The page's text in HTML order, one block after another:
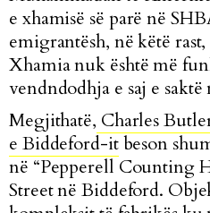
e xhamisë së parë në
emigrantësh, në këtë
Xhamia nuk është më
vendndodhja e saj e
Megjithatë, Charles
e Biddeford-itbeson
në “Pepperell Counting
Street në Biddeford.